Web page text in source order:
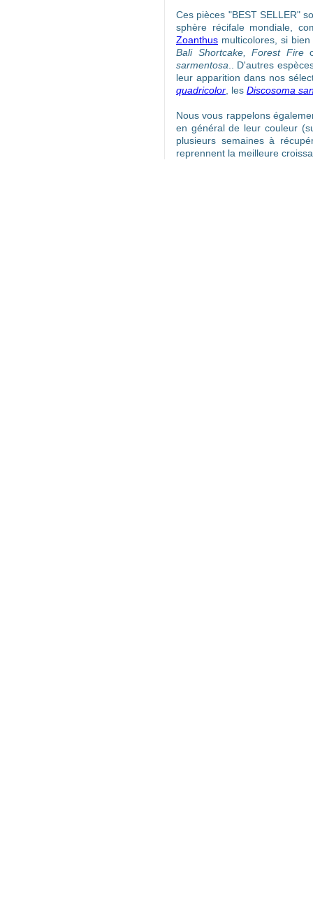
Ces pièces "BEST SELLER"
sphère récifale mondiale,
Zoanthus multicolores, si
Bali Shortcake, Forest Fire
sarmentosa .. D'autres
leur apparition dans nos
quadricolor , les Discosoma
Nous vous rappelons
en général de leur couleur
plusieurs semaines à
reprennent la meilleure